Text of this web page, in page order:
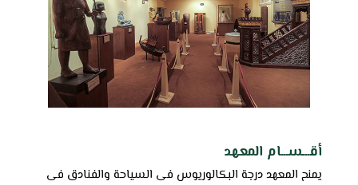
أقـــســـام المعهد
يمنح المعهد درجة البكالوريوس فى السياحة والفنادق فى